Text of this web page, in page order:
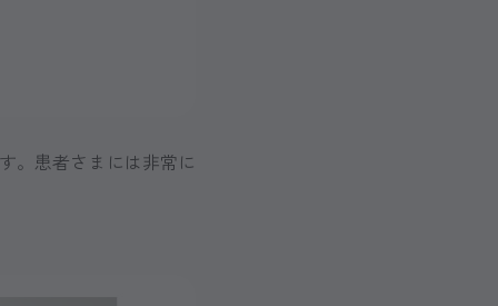
。患者さまには非常に